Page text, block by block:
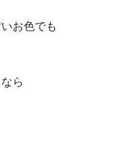
お色でも
ら